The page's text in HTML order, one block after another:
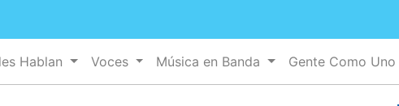
Hablan Voces Música en Banda Gente Como Uno